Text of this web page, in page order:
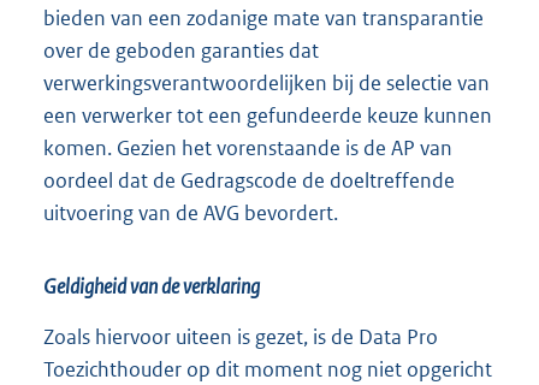
bieden van een zodanige mate van transparantie
over de geboden garanties dat
verwerkingsverantwoordelijken bij de selectie van
een verwerker tot een gefundeerde keuze kunnen
komen. Gezien het vorenstaande is de AP van
oordeel dat de Gedragscode de doeltreffende
uitvoering van de AVG bevordert.
Geldigheid van de verklaring
Zoals hiervoor uiteen is gezet, is de Data Pro
Toezichthouder op dit moment nog niet opgericht